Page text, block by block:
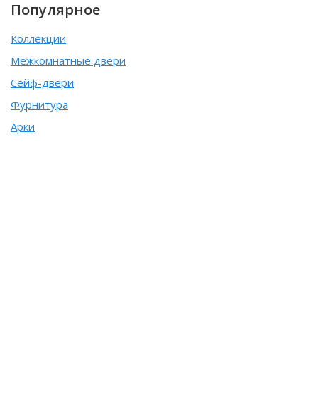
Популярное
Коллекции
Межкомнатные двери
Сейф-двери
Фурнитура
Арки